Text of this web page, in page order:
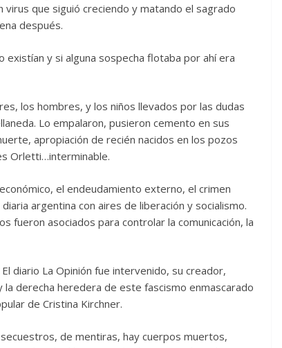
que siguió creciendo y matando el sagrado
después.
existían y si alguna sospecha flotaba por ahí era
los hombres, y los niños llevados por las dudas
Lo empalaron, pusieron cemento en sus
apropiación de recién nacidos en los pozos
Orletti…interminable.
el endeudamiento externo, el crimen
argentina con aires de liberación y socialismo.
fueron asociados para controlar la comunicación, la
diario La Opinión fue intervenido, su creador,
derecha heredera de este fascismo enmascarado
de Cristina Kirchner.
de mentiras, hay cuerpos muertos,